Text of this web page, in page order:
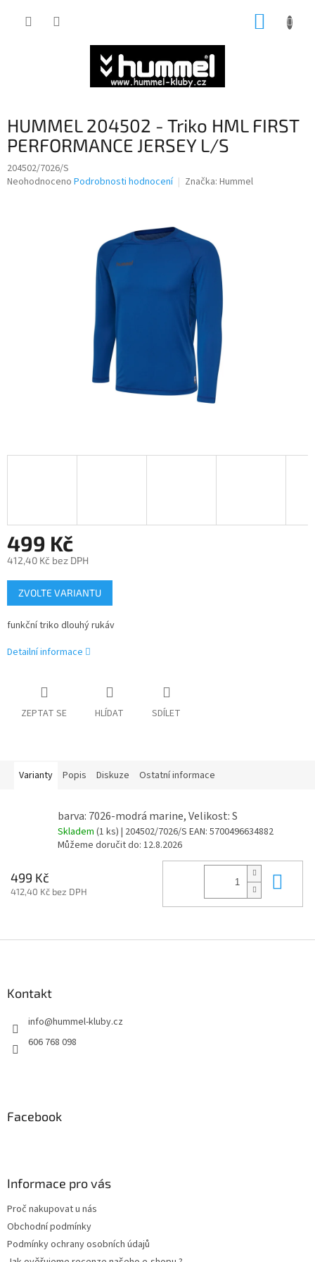
HUMMEL 204502 - Triko HML FIRST
PERFORMANCE JERSEY L/S
204502/7026/S
Průměrné
Neohodnoceno Podrobnosti hodnocení Značka: Hummel
499 Kč
412,40 Kč bez DPH
Měrná
cena:
ZVOLTE VARIANTU
funkční triko dlouhý rukáv
Detailní informace
ZEPTAT SE HLÍDAT SDÍLET
Varianty Popis Diskuze Ostatní informace
barva: 7026-modrá marine, Velikost: S
Skladem (1 ks) | 204502/7026/S EAN: 5700496634882
Můžeme doručit do: 12.8.2026
499 Kč
412,40 Kč bez DPH
Kontakt
info@hummel-kluby.cz
606 768 098
Facebook
Informace pro vás
Proč nakupovat u nás
Obchodní podmínky
Podmínky ochrany osobních údajů